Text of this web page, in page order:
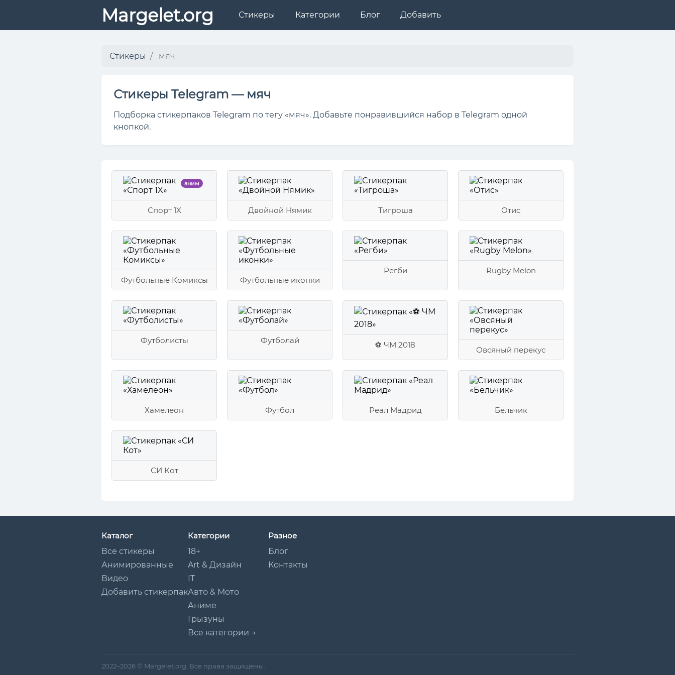
Margelet.org Стикеры Категории Блог Добавить
Стикеры мяч
Стикеры Telegram — мяч
Подборка стикерпаков Telegram по тегу «мяч». Добавьте понравившийся набор в Telegram одной
кнопкой.
аним
Спорт 1X Двойной Нямик Тигроша Отис
Футбольные Комиксы Футбольные иконки
Регби Rugby Melon
Футболисты Футболай ⚽ ЧМ 2018
Овсяный перекус
Хамелеон Футбол Реал Мадрид Бельчик
СИ Кот
Каталог
Все стикеры
Анимированные
Видео
Добавить стикерпак
Категории
18+
Art & Дизайн
IT
Авто & Мото
Аниме
Грызуны
Все категории →
Разное
Блог
Контакты
2022–2026 © Margelet.org. Все права защищены.